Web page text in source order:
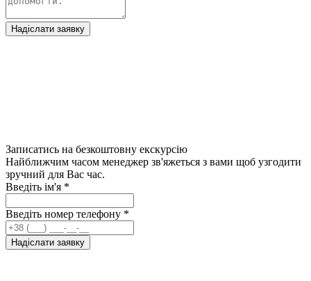
Надіслати заявку
Записатись на безкоштовну екскурсію
Найближчим часом менеджер зв'яжеться з вами щоб узгодити
зручний для Вас час.
Введіть ім'я *
Введіть номер телефону *
Надіслати заявку